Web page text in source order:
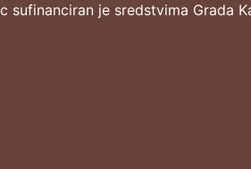
sufinanciran je sredstvima Grada